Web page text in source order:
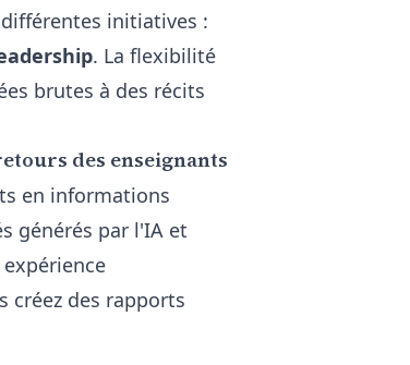
initiatives :
. La flexibilité
brutes à des récits
des enseignants
en informations
générés par l'IA et
créez des rapports